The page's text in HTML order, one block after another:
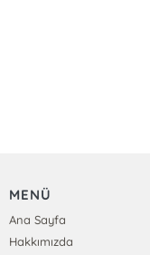
MENÜ
Ana Sayfa
Hakkımızda